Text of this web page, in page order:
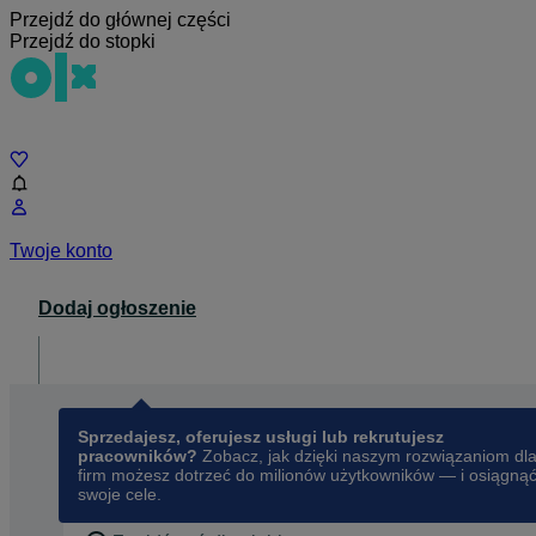
Przejdź do głównej części
Przejdź do stopki
Twoje konto
Dodaj ogłoszenie
Sprzedajesz, oferujesz usługi lub rekrutujesz
pracowników? Zobacz, jak dzięki naszym rozwiązaniom dla
firm możesz dotrzeć do milionów użytkowników — i osiągnąć
swoje cele.